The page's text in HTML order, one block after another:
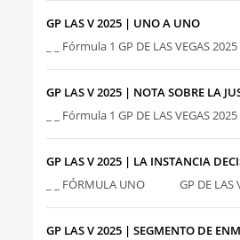
GP LAS V 2025 | UNO A UNO
_ _ Fórmula 1 GP DE LAS VEGAS
GP LAS V 2025 | NOTA SOBRE LA
_ _ Fórmula 1 GP DE LAS VEGAS
GP LAS V 2025 | LA INSTANCIA
_ _ FÓRMULA UNO GP DE LAS
GP LAS V 2025 | SEGMENTO DE